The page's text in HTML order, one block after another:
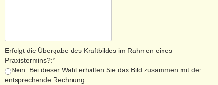
Erfolgt die Übergabe des Kraftbildes im Rahmen eines
Praxistermins?:*
Nein. Bei dieser Wahl erhalten Sie das Bild zusammen mit der
entsprechende Rechnung.